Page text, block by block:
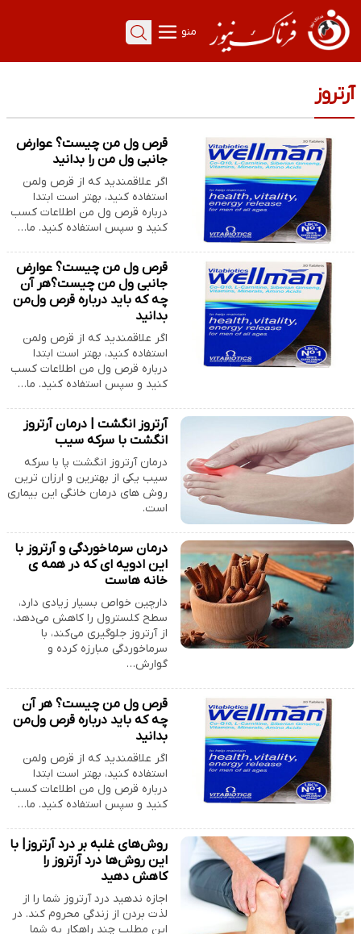
منو
آرتروز
قرص ول من چیست؟ عوارض
جانبی ول من را بدانید
اگر علاقمندید که از قرص ولمن
استفاده کنید، بهتر است ابتدا
درباره قرص ول من اطلاعات کسب
کنید و سپس استفاده کنید. ما…
قرص ول من چیست؟ عوارض
جانبی ول من چیست؟هر آن
چه که باید درباره قرص ول‌من
بدانید
اگر علاقمندید که از قرص ولمن
استفاده کنید، بهتر است ابتدا
درباره قرص ول من اطلاعات کسب
کنید و سپس استفاده کنید. ما…
آرتروز انگشت | درمان آرتروز
انگشت با سرکه سیب
درمان آرتروز انگشت پا با سرکه
سیب یکی از بهترین و ارزان ترین
روش های درمان خانگی این بیماری
است.
درمان سرماخوردگی و آرتروز با
این ادویه ای که در همه ی
خانه هاست
دارچین خواص بسیار زیادی دارد،
سطح کلسترول را کاهش می‌دهد،
از آرتروز جلوگیری می‌کند، با
سرماخوردگی مبارزه کرده و
گوارش…
قرص ول من چیست؟ هر آن
چه که باید درباره قرص ول‌من
بدانید
اگر علاقمندید که از قرص ولمن
استفاده کنید، بهتر است ابتدا
درباره قرص ول من اطلاعات کسب
کنید و سپس استفاده کنید. ما…
روش‌های غلبه بر درد آرتروز| با
این روش‌ها درد آرتروز را
کاهش دهید
اجازه ندهید درد آرتروز شما را از
لذت بردن از زندگی محروم کند. در
این مطلب چند راهکار به شما